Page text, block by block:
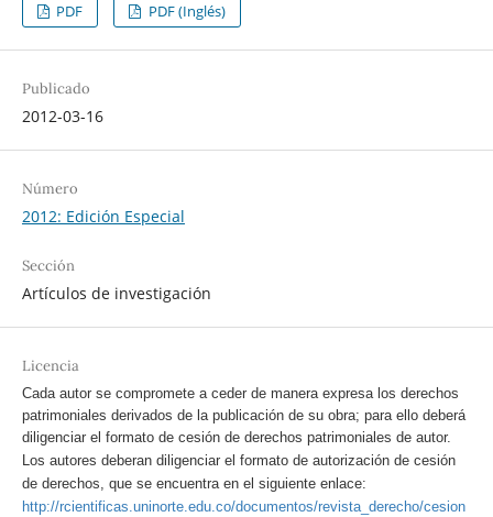
PDF PDF (Inglés)
Publicado
2012-03-16
Número
2012: Edición Especial
Sección
Artículos de investigación
Licencia
Cada autor se compromete a ceder de manera expresa los derechos
patrimoniales derivados de la publicación de su obra; para ello deberá
diligenciar el formato de cesión de derechos patrimoniales de autor.
Los autores deberan diligenciar el formato de autorización de cesión
de derechos, que se encuentra en el siguiente enlace:
http://rcientificas.uninorte.edu.co/documentos/revista_derecho/cesion